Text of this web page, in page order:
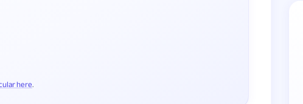
here